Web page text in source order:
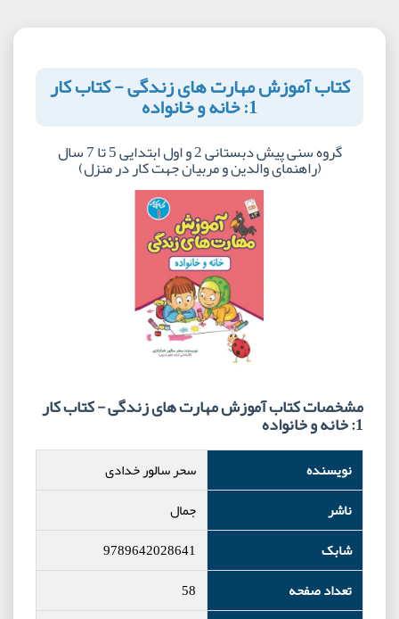
کتاب آموزش مهارت های زندگی - کتاب کار
1: خانه و خانواده
گروه سنی پیش دبستانی 2 و اول ابتدایی 5 تا 7 سال
(راهنمای والدین و مربیان جهت کار در منزل)
مشخصات کتاب آموزش مهارت های زندگی - کتاب کار
1: خانه و خانواده
نویسنده
سحر سالور خدادی
ناشر
جمال
شابک
9789642028641
تعداد صفحه
58